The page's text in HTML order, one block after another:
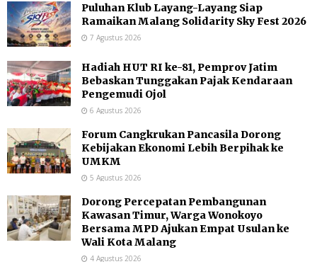
Puluhan Klub Layang-Layang Siap
Ramaikan Malang Solidarity Sky Fest 2026
7 Agustus 2026
Hadiah HUT RI ke-81, Pemprov Jatim
Bebaskan Tunggakan Pajak Kendaraan
Pengemudi Ojol
6 Agustus 2026
Forum Cangkrukan Pancasila Dorong
Kebijakan Ekonomi Lebih Berpihak ke
UMKM
5 Agustus 2026
Dorong Percepatan Pembangunan
Kawasan Timur, Warga Wonokoyo
Bersama MPD Ajukan Empat Usulan ke
Wali Kota Malang
4 Agustus 2026